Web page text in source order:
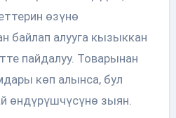
өзүнө
байлап алууга кызыккан
пайдалуу. Товарынан
көп алынса, бул
өндүрүшчүсүнө зыян.